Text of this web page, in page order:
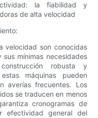
la fiabilidad y
de alta velocidad
velocidad son conocidas
mínimas necesidades
robusta y
máquinas pueden
averías frecuentes. Los
se traducen en menos
cronogramas de
efectividad general del